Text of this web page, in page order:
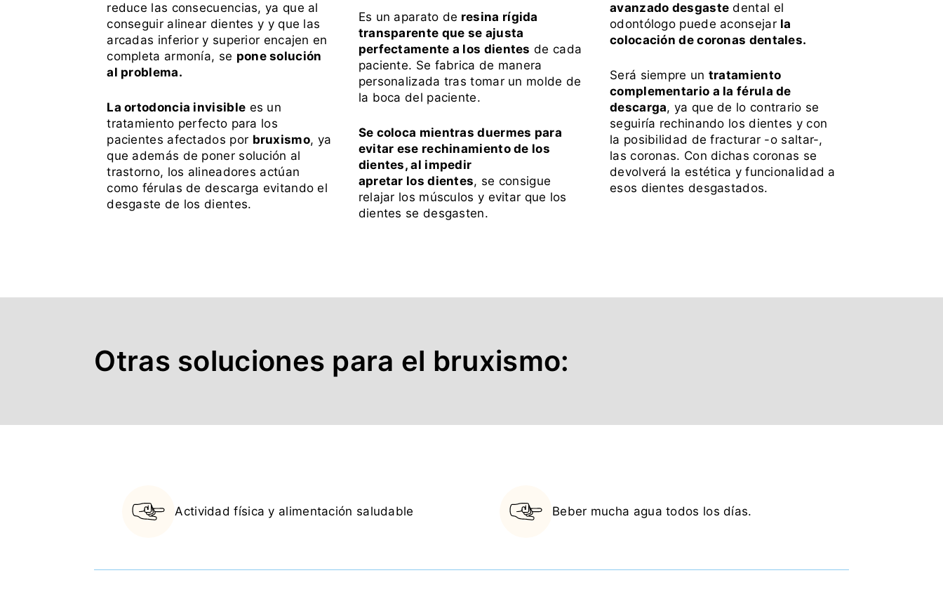
reduce las consecuencias, ya que al
conseguir alinear dientes y y que las
arcadas inferior y superior encajen en
completa armonía, se pone solución
al problema.
La ortodoncia invisible es un
tratamiento perfecto para los
pacientes afectados por bruxismo, ya
que además de poner solución al
trastorno, los alineadores actúan
como férulas de descarga evitando el
desgaste de los dientes.
Es un aparato de resina rígida
transparente que se ajusta
perfectamente a los dientes de cada
paciente. Se fabrica de manera
personalizada tras tomar un molde de
la boca del paciente.
Se coloca mientras duermes para
evitar ese rechinamiento de los
dientes, al impedir
apretar los dientes, se consigue
relajar los músculos y evitar que los
dientes se desgasten.
avanzado desgaste dental el
odontólogo puede aconsejar la
colocación de coronas dentales.
Será siempre un tratamiento
complementario a la férula de
descarga, ya que de lo contrario se
seguiría rechinando los dientes y con
la posibilidad de fracturar -o saltar-,
las coronas. Con dichas coronas se
devolverá la estética y funcionalidad a
esos dientes desgastados.
Otras soluciones para el bruxismo:
Actividad física y alimentación saludable Beber mucha agua todos los días.